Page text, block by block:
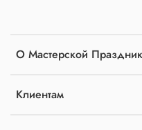
О Мастерской
Клиентам